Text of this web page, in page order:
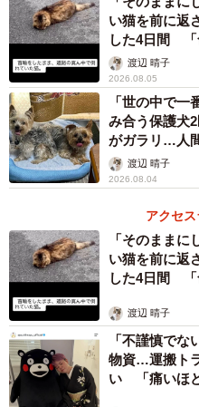
い猫を前に
した4日間 「
体代表の訴え
渡辺 晴子
2026.08.05
「世の中で
み合う保護犬
がガラリ…人
渡辺 晴子
2026.08.04
アクセ
「そのまま
い猫を前に
した4日間 「
渡辺 晴子
「不謹慎で
物資…運搬ト
い 「痛いほ